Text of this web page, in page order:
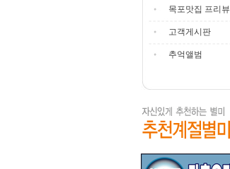
목포맛집 프리뷰
고객게시판
추억앨범